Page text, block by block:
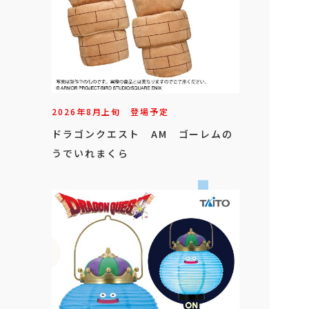
2026年8月上旬 登場予定
ドラゴンクエスト AM ゴーレムの
うでいれまくら